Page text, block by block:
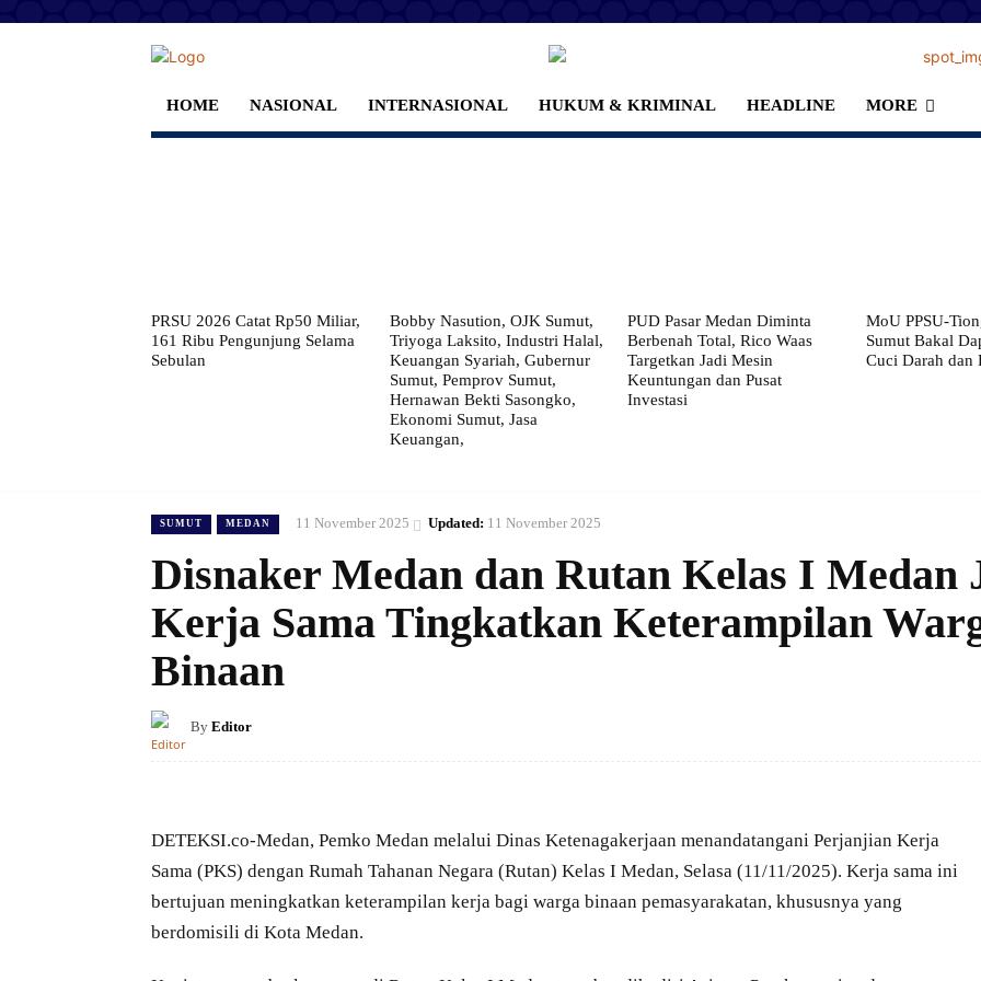
HOME NASIONAL INTERNASIONAL HUKUM & KRIMINAL HEADLINE MORE
PRSU 2026 Catat Rp50 Miliar,
161 Ribu Pengunjung Selama
Sebulan
Bobby Nasution, OJK Sumut,
Triyoga Laksito, Industri Halal,
Keuangan Syariah, Gubernur
Sumut, Pemprov Sumut,
Hernawan Bekti Sasongko,
Ekonomi Sumut, Jasa
Keuangan,
PUD Pasar Medan Diminta
Berbenah Total, Rico Waas
Targetkan Jadi Mesin
Keuntungan dan Pusat
Investasi
MoU PPSU-
Sumut Bakal
Cuci Darah dan
SUMUT MEDAN 11 November 2025 Updated: 11 November 2025
Disnaker Medan dan Rutan Kelas I Medan
Kerja Sama Tingkatkan Keterampilan
Binaan
By Editor
DETEKSI.co-Medan, Pemko Medan melalui Dinas Ketenagakerjaan menandatangani Perjanjian Kerja
Sama (PKS) dengan Rumah Tahanan Negara (Rutan) Kelas I Medan, Selasa (11/11/2025). Kerja sama ini
bertujuan meningkatkan keterampilan kerja bagi warga binaan pemasyarakatan, khususnya yang
berdomisili di Kota Medan.